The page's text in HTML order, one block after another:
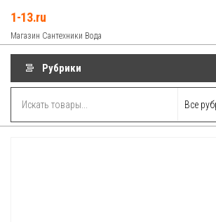
содержимому
1-13.ru
Магазин Сантехники Вода
Рубрики